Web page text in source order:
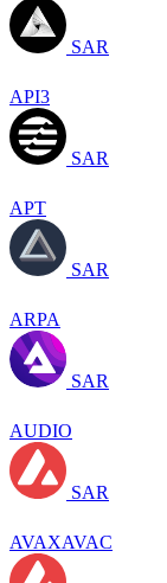
SAR
API3
SAR
APT
SAR
ARPA
SAR
AUDIO
SAR
AVAXAVAC